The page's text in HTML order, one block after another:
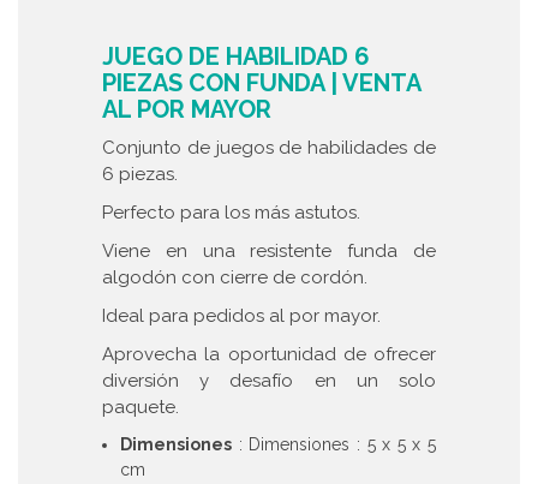
JUEGO DE HABILIDAD 6
PIEZAS CON FUNDA | VENTA
AL POR MAYOR
Conjunto de juegos de habilidades de
6 piezas.
Perfecto para los más astutos.
Viene en una resistente funda de
algodón con cierre de cordón.
Ideal para pedidos al por mayor.
Aprovecha la oportunidad de ofrecer
diversión y desafío en un solo
paquete.
Dimensiones : Dimensiones : 5 x 5 x 5
cm